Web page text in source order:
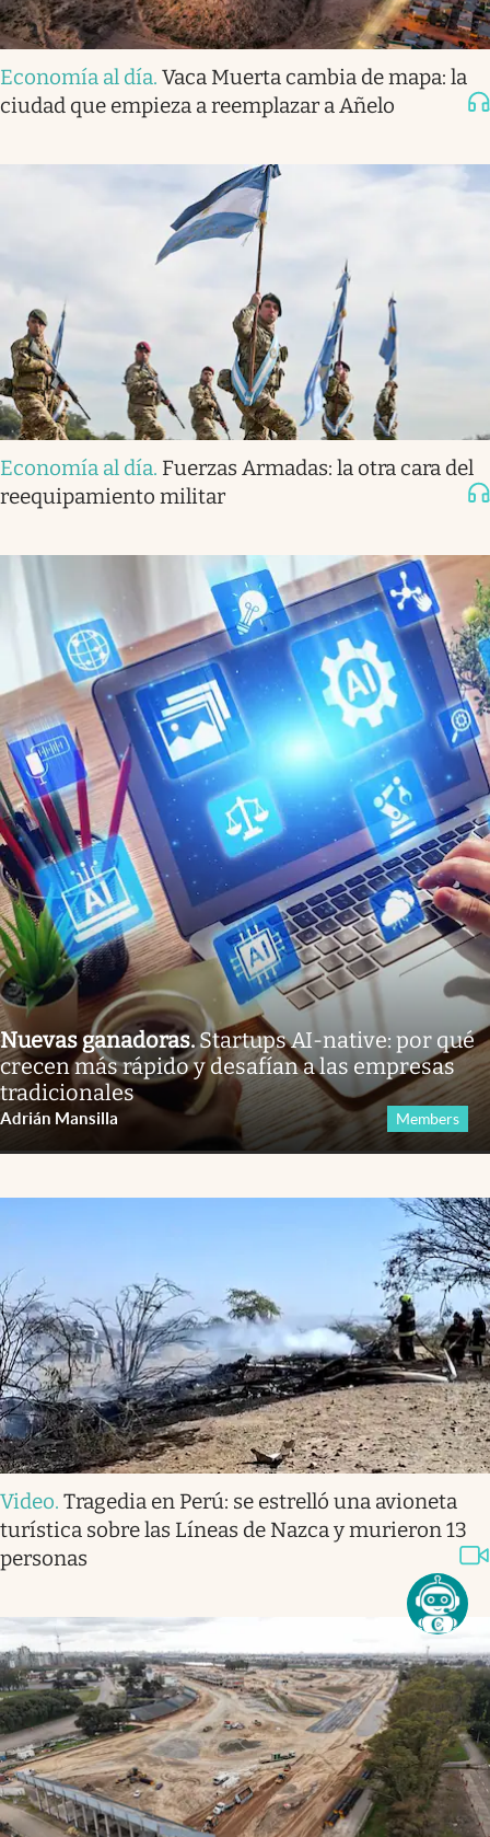
Economía al día. Vaca Muerta cambia de mapa: la
ciudad que empieza a reemplazar a Añelo
Economía al día. Fuerzas Armadas: la otra cara del
reequipamiento militar
Nuevas ganadoras.Startups AI-native: por qué
crecen más rápido y desafían a las empresas
tradicionales
Adrián Mansilla Members
Video. Tragedia en Perú: se estrelló una avioneta
turística sobre las Líneas de Nazca y murieron 13
personas